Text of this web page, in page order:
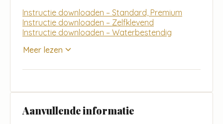
Instructie downloaden – Standard, Premium
Instructie downloaden – Zelfklevend
Instructie downloaden – Waterbestendig
Meer lezen
Aanvullende informatie